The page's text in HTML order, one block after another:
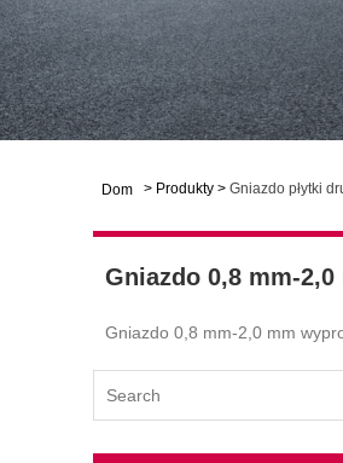
Dom > Produkty > Gniazdo płytki
Gniazdo 0,8 mm-2,0
Gniazdo 0,8 mm-2,0 mm